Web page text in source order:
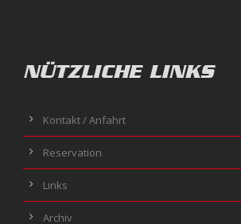
NÜTZLICHE LINKS
Kontakt / Anfahrt
Reservation
Links
Archiv